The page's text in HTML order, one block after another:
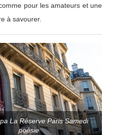
pour les amateurs et une
à savourer.
La Réserve Paris Samedi
poésie